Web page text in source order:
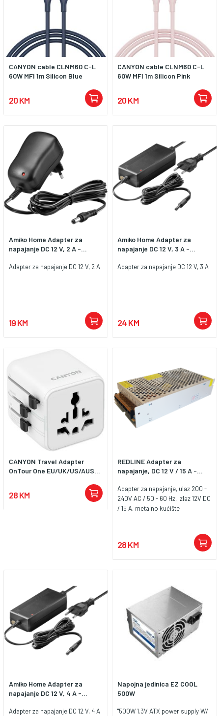
CANYON cable CLNM60 C-L
60W MFI 1m Silicon Blue
20 KM
CANYON cable CLNM60 C-L
60W MFI 1m Silicon Pink
20 KM
Amiko Home Adapter za
napajanje DC 12 V, 2 A -...
Adapter za napajanje DC 12 V, 2 A
19 KM
Amiko Home Adapter za
napajanje DC 12 V, 3 A -...
Adapter za napajanje DC 12 V, 3 A
24 KM
CANYON Travel Adapter
OnTour One EU/UK/US/AUS...
28 KM
REDLINE Adapter za
napajanje, DC 12 V / 15 A -...
Adapter za napajanje, ulaz 200 -
240V AC / 50 - 60 Hz, izlaz 12V DC
/ 15 A, metalno kućište
28 KM
Amiko Home Adapter za
napajanje DC 12 V, 4 A -...
Adapter za napajanje DC 12 V, 4 A
Napojna jedinica EZ COOL
500W
"500W 1.3V ATX power supply W/